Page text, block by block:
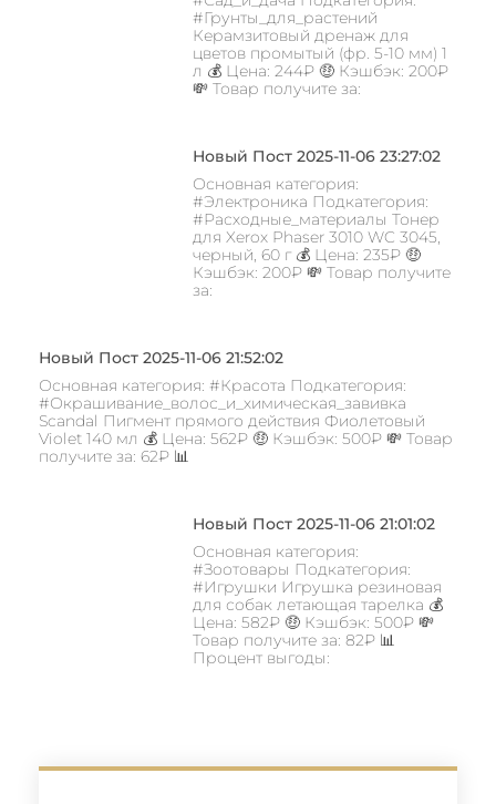
#Грунты_для_растений
Керамзитовый дренаж для
цветов промытый (фр. 5-10 мм) 1
л 💰 Цена: 244₽ 🤑 Кэшбэк: 200₽
💸 Товар получите за:
Новый Пост 2025-11-06 23:27:02
Основная категория:
#Электроника Подкатегория:
#Расходные_материалы Тонер
для Xerox Phaser 3010 WC 3045,
черный, 60 г 💰 Цена: 235₽ 🤑
Кэшбэк: 200₽ 💸 Товар получите
за:
Новый Пост 2025-11-06 21:52:02
Основная категория: #Красота Подкатегория:
#Окрашивание_волос_и_химическая_завивка
Scandal Пигмент прямого действия Фиолетовый
Violet 140 мл 💰 Цена: 562₽ 🤑 Кэшбэк: 500₽ 💸 Товар
получите за: 62₽ 📊
Новый Пост 2025-11-06 21:01:02
Основная категория:
#Зоотовары Подкатегория:
#Игрушки Игрушка резиновая
для собак летающая тарелка 💰
Цена: 582₽ 🤑 Кэшбэк: 500₽ 💸
Товар получите за: 82₽ 📊
Процент выгоды: